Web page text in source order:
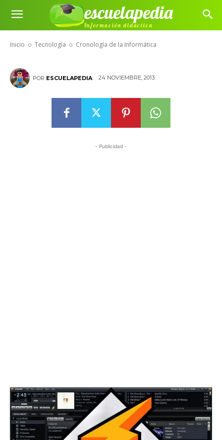
escuelapedia
Información didáctica
Inicio Tecnología Cronología de la Informática
Cronología de la Informática
POR ESCUELAPEDIA 24 NOVIEMBRE, 2013
- Publicidad -